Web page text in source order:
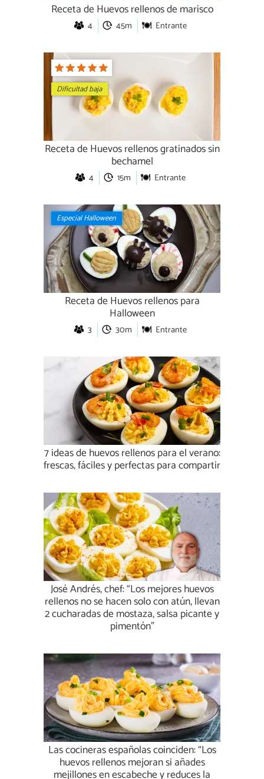
Receta de Huevos rellenos de marisco
4 45m Entrante
Dificultad baja
Receta de Huevos rellenos gratinados sin
bechamel
4 15m Entrante
Especial Halloween
Receta de Huevos rellenos para
Halloween
3 30m Entrante
7 ideas de huevos rellenos para el verano:
frescas, fáciles y perfectas para compartir
José Andrés, chef: “Los mejores huevos
rellenos no se hacen solo con atún, llevan
2 cucharadas de mostaza, salsa picante y
pimentón”
Las cocineras españolas coinciden: “Los
huevos rellenos mejoran si añades
mejillones en escabeche y reduces la